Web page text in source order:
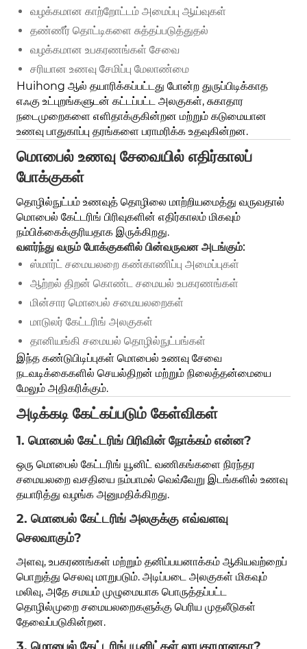
வழக்கமான காற்றோட்டம் அமைப்பு ஆய்வுகள்
தண்ணீர் தொட்டிகளை சுத்தப்படுத்துதல்
வழக்கமான உபகரணங்கள் சேவை
சரியான உணவு சேமிப்பு மேலாண்மை
Huihong ஆல் தயாரிக்கப்பட்டது போன்ற துருப்பிடிக்காத
எஃகு உட்புறங்களுடன் கட்டப்பட்ட அலகுகள், சுகாதார
நடைமுறைகளை எளிதாக்குகின்றன மற்றும் கடுமையான
உணவு பாதுகாப்பு தரங்களை பராமரிக்க உதவுகின்றன.
மொபைல் உணவு சேவையில் எதிர்காலப்
போக்குகள்
தொழில்நுட்பம் உணவுத் தொழிலை மாற்றியமைத்து வருவதால்
மொபைல் கேட்டரிங் பிரிவுகளின் எதிர்காலம் மிகவும்
நம்பிக்கைக்குரியதாக இருக்கிறது.
வளர்ந்து வரும் போக்குகளில் பின்வருவன அடங்கும்:
ஸ்மார்ட் சமையலறை கண்காணிப்பு அமைப்புகள்
ஆற்றல் திறன் கொண்ட சமையல் உபகரணங்கள்
மின்சார மொபைல் சமையலறைகள்
மாடுலர் கேட்டரிங் அலகுகள்
தானியங்கி சமையல் தொழில்நுட்பங்கள்
இந்த கண்டுபிடிப்புகள் மொபைல் உணவு சேவை
நடவடிக்கைகளில் செயல்திறன் மற்றும் நிலைத்தன்மையை
மேலும் அதிகரிக்கும்.
அடிக்கடி கேட்கப்படும் கேள்விகள்
1. மொபைல் கேட்டரிங் பிரிவின் நோக்கம் என்ன?
ஒரு மொபைல் கேட்டரிங் யூனிட் வணிகங்களை நிரந்தர
சமையலறை வசதியை நம்பாமல் வெவ்வேறு இடங்களில் உணவு
தயாரித்து வழங்க அனுமதிக்கிறது.
2. மொபைல் கேட்டரிங் அலகுக்கு எவ்வளவு
செலவாகும்?
அளவு, உபகரணங்கள் மற்றும் தனிப்பயனாக்கம் ஆகியவற்றைப்
பொறுத்து செலவு மாறுபடும். அடிப்படை அலகுகள் மிகவும்
மலிவு, அதே சமயம் முழுமையாக பொருத்தப்பட்ட
தொழில்முறை சமையலறைகளுக்கு பெரிய முதலீடுகள்
தேவைப்படுகின்றன.